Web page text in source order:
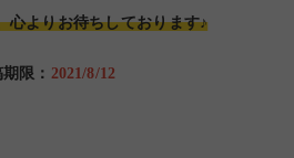
心よりお待ちしております♪
限： 2021/8/12